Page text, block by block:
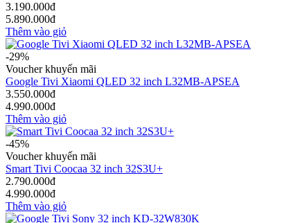
3.190.000đ
5.890.000đ
Thêm vào giỏ
-29%
Voucher khuyến mãi
Google Tivi Xiaomi QLED 32 inch L32MB-APSEA
3.550.000đ
4.990.000đ
Thêm vào giỏ
-45%
Voucher khuyến mãi
Smart Tivi Coocaa 32 inch 32S3U+
2.790.000đ
4.990.000đ
Thêm vào giỏ